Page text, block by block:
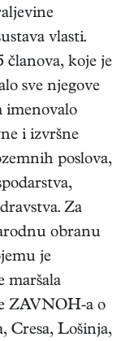
vlasti.
članova, koje je
sve njegove
imenovalo
i izvršne
poslova,
Za
obranu
je
maršala
ZAVNOH-a o
Cresa, Lošinja,